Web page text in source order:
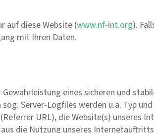
auf diese Website (www.nf-int.org).
mit Ihren Daten.
Gewährleistung eines sicheren und
Server-Logfiles werden u.a. Typ
URL), die Website(s) unseres
die Nutzung unseres